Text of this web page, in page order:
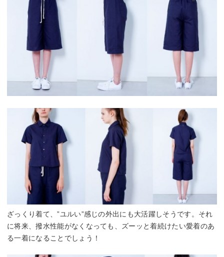
ざっくり着て、”ユルい”感じの外出にも大活躍しそうです。それ
に将来、撥水性能がなくなっても、ズーッと着続けたい愛着のあ
る一着になることでしょう！